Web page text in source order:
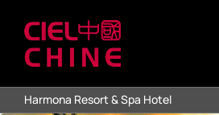
contenu
Harmona Resort & Spa Hotel